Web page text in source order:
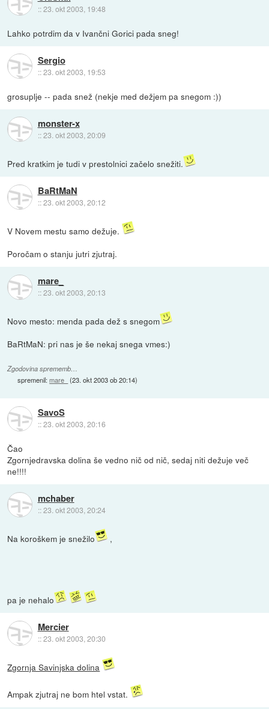
::23. okt 2003, 19:48
Lahko potrdim da v Ivančni Gorici pada sneg!
Sergio
::23. okt 2003, 19:53
grosuplje -- pada snež (nekje med dežjem pa snegom :))
monster-x
::23. okt 2003, 20:09
Pred kratkim je tudi v prestolnici začelo snežiti.
BaRtMaN
::23. okt 2003, 20:12
V Novem mestu samo dežuje.
Poročam o stanju jutri zjutraj.
mare_
::23. okt 2003, 20:13
Novo mesto: menda pada dež s snegom
BaRtMaN: pri nas je še nekaj snega vmes:)
Zgodovina sprememb…
spremenil:mare_ (23. okt 2003 ob 20:14)
SavoS
::23. okt 2003, 20:16
Čao
Zgornjedravska dolina še vedno nič od nič, sedaj niti dežuje več
ne!!!!
mchaber
::23. okt 2003, 20:24
Na koroškem je snežilo ,
pa je nehalo
Mercier
::23. okt 2003, 20:30
Zgornja Savinjska dolina
Ampak zjutraj ne bom htel vstat.